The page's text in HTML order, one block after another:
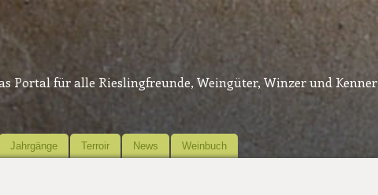
Portal für alle Rieslingfreunde, Weingüter, Winzer und Kenner
Jahrgänge Terroir News Weinbuch